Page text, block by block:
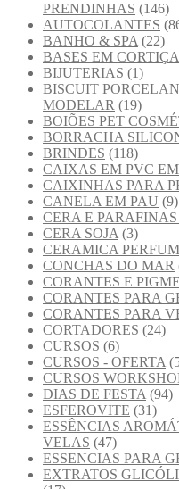
PRENDINHAS (146)
AUTOCOLANTES
BANHO & SPA (22)
BASES EM
BIJUTERIAS (1)
BISCUIT
MODELAR (19)
BOIÕES PET
BORRACHA
BRINDES (118)
CAIXAS EM PVC
CAIXINHAS PARA
CANELA EM PAU (9)
CERA E
CERA SOJA (3)
CERAMICA
CONCHAS DO MAR
CORANTES E
CORANTES PARA
CORANTES PARA
CORTADORES (24)
CURSOS (6)
CURSOS - OFERTA
CURSOS
DIAS DE FESTA (94)
ESFEROVITE (31)
ESSÊNCIAS
VELAS (47)
ESSENCIAS PARA
EXTRATOS